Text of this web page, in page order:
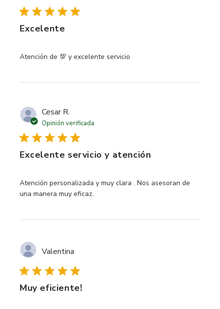
Excelente
Atención de 💯 y excelente servicio
read more about review content
Cesar R.
Opinión verificada
Excelente servicio y atención
Atención personalizada y muy clara . Nos asesoran de
una manera muy eficaz.
read more about review content Atención personalizada y
Valentina
Muy eficiente!